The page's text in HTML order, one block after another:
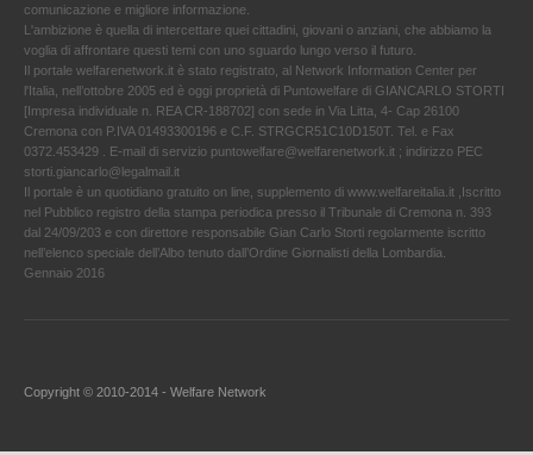
comunicazione e migliore informazione.
L'ambizione è quella di intercettare quei cittadini, giovani o anziani, che abbiamo la
voglia di affrontare questi temi con uno sguardo lungo verso il futuro.
Il portale welfarenetwork.it è stato registrato, al Network Information Center per
l'Italia, nell’ottobre 2005 ed è oggi proprietà di Puntowelfare di GIANCARLO STORTI
[Impresa individuale n. REA CR-188702] con sede in Via Litta, 4- Cap 26100
Cremona con P.IVA 01493300196 e C.F. STRGCR51C10D150T. Tel. e Fax
0372.453429 . E-mail di servizio puntowelfare@welfarenetwork.it ; indirizzo PEC
storti.giancarlo@legalmail.it
Il portale è un quotidiano gratuito on line, supplemento di www.welfareitalia.it ,Iscritto
nel Pubblico registro della stampa periodica presso il Tribunale di Cremona n. 393
dal 24/09/203 e con direttore responsabile Gian Carlo Storti regolarmente iscritto
nell’elenco speciale dell’Albo tenuto dall’Ordine Giornalisti della Lombardia.
Gennaio 2016
Copyright © 2010-2014 - Welfare Network